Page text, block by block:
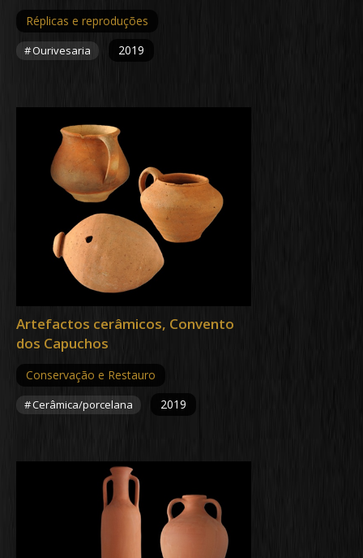
Réplicas e reproduções
Ourivesaria 2019
Artefactos cerâmicos, Convento
dos Capuchos
Conservação e Restauro
Cerâmica/porcelana 2019